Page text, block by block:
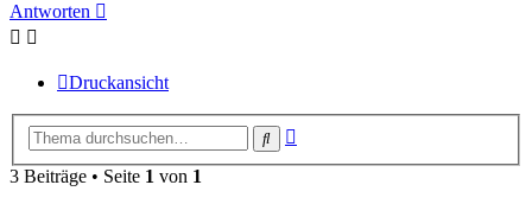
Antworten
Druckansicht
Suche
3 Beiträge • Seite 1 von 1